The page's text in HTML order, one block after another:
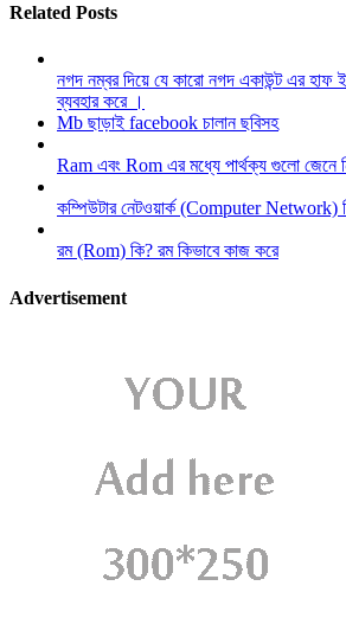
Related Posts
নগদ নম্বর দিয়ে যে কারো নগদ একাউন্ট এর
ব্যবহার করে ।
Mb ছাড়াই facebook চালান ছবিসহ
Ram এবং Rom এর মধ্যে পার্থক্য গুলো জেনে
কম্পিউটার নেটওয়ার্ক (Computer Network)
রম (Rom) কি? রম কিভাবে কাজ করে
Advertisement